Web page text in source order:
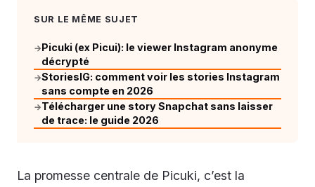
SUR LE MÊME SUJET
→Picuki (ex Picui): le viewer Instagram anonyme
décrypté
→StoriesIG: comment voir les stories Instagram
sans compte en 2026
→Télécharger une story Snapchat sans laisser
de trace: le guide 2026
La promesse centrale de Picuki, c’est la